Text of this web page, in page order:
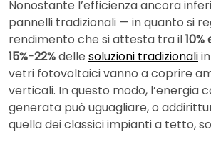
Nonostante l’efficienza ancora
pannelli tradizionali — in quanto si
rendimento che si attesta tra il10%
15%-22%delle soluzioni tradizionali
vetri fotovoltaici vanno a coprire
verticali. In questo modo, l’energia
generata può uguagliare, o
quella dei classici impianti a tetto,